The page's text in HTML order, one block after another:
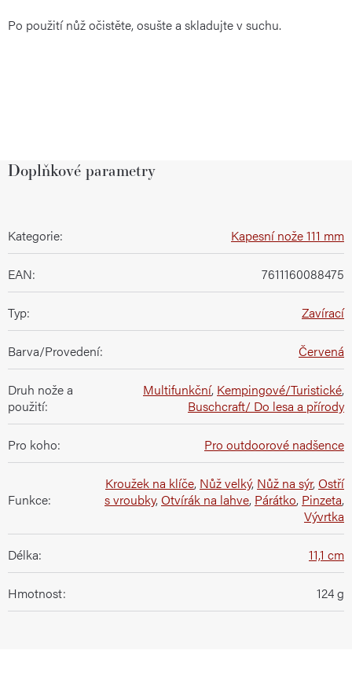
Po použití nůž očistěte, osušte a skladujte v suchu.
Doplňkové parametry
Kategorie: Kapesní nože 111 mm
EAN: 7611160088475
Typ: Zavírací
Barva/Provedení: Červená
Druh nože a
použití:
Multifunkční, Kempingové/Turistické,
Buschcraft/ Do lesa a přírody
Pro koho: Pro outdoorové nadšence
Funkce:
Kroužek na klíče, Nůž velký, Nůž na sýr,Ostří
s vroubky,Otvírák na lahve, Párátko, Pinzeta,
Vývrtka
Délka: 11,1 cm
Hmotnost: 124 g